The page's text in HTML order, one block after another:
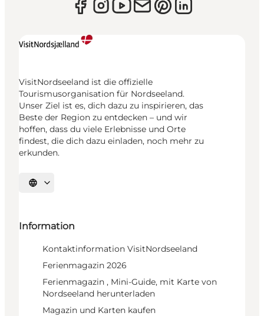
VisitNordseeland ist die offizielle
Tourismusorganisation für Nordseeland.
Unser Ziel ist es, dich dazu zu inspirieren, das
Beste der Region zu entdecken – und wir
hoffen, dass du viele Erlebnisse und Orte
findest, die dich dazu einladen, noch mehr zu
erkunden.
Sprache auswählen
Information
Kontaktinformation VisitNordseeland
Ferienmagazin 2026
Ferienmagazin , Mini-Guide, mit Karte von
Nordseeland herunterladen
Magazin und Karten kaufen